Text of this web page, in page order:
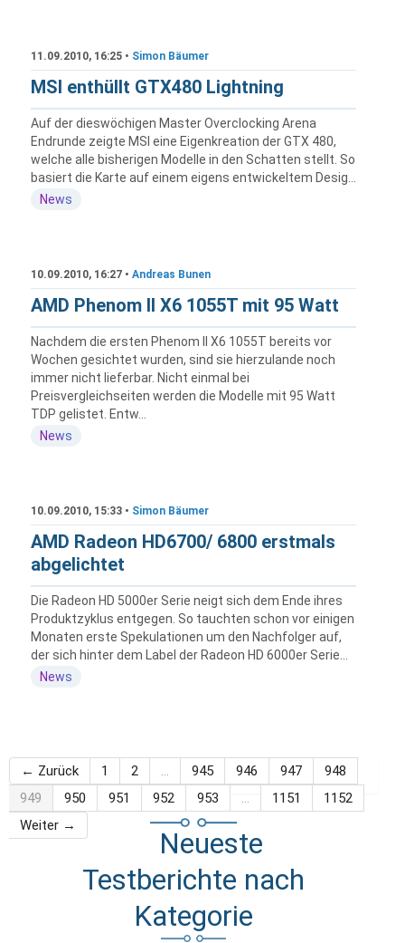
11.09.2010, 16:25 • Simon Bäumer
MSI enthüllt GTX480 Lightning
Auf der dieswöchigen Master Overclocking Arena
Endrunde zeigte MSI eine Eigenkreation der GTX 480,
welche alle bisherigen Modelle in den Schatten stellt. So
basiert die Karte auf einem eigens entwickeltem Desig...
News
10.09.2010, 16:27 • Andreas Bunen
AMD Phenom II X6 1055T mit 95 Watt
Nachdem die ersten Phenom II X6 1055T bereits vor
Wochen gesichtet wurden, sind sie hierzulande noch
immer nicht lieferbar. Nicht einmal bei
Preisvergleichseiten werden die Modelle mit 95 Watt
TDP gelistet. Entw...
News
10.09.2010, 15:33 • Simon Bäumer
AMD Radeon HD6700/ 6800 erstmals
abgelichtet
Die Radeon HD 5000er Serie neigt sich dem Ende ihres
Produktzyklus entgegen. So tauchten schon vor einigen
Monaten erste Spekulationen um den Nachfolger auf,
der sich hinter dem Label der Radeon HD 6000er Serie...
News
← Zurück 1 2 … 945 946 947
948
949
950 951 952 953 … 1151
1152
Weiter →
Neueste
Testberichte nach
Kategorie